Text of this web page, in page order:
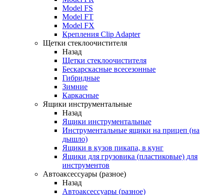
Model FS
Model FT
Model FX
Крепления Clip Adapter
Щетки стеклоочистителя
Назад
Щетки стеклоочистителя
Бескарскасные всесезонные
Гибридные
Зимние
Каркасные
Ящики инструментальные
Назад
Ящики инструментальные
Инструментальные ящики на прицеп (на
дышло)
Ящики в кузов пикапа, в кунг
Ящики для грузовика (пластиковые) для
инструментов
Автоаксессуары (разное)
Назад
Автоаксессуары (разное)